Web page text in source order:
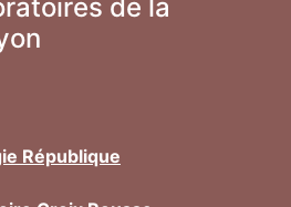
de la
République